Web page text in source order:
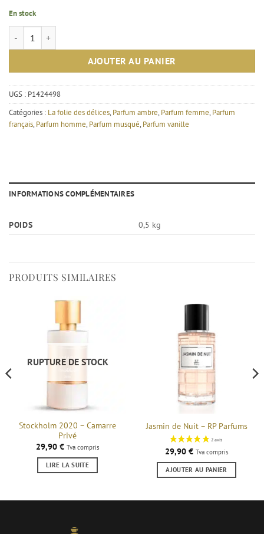
En stock
quantité de Erba - La folie des délices – Extrait de parfum mixte 50 ml
AJOUTER AU PANIER
UGS : P1424498
Catégories : La folie des délices, Parfum ambre, Parfum femme, Parfum
français, Parfum homme, Parfum musqué, Parfum vanille
INFORMATIONS COMPLÉMENTAIRES
POIDS 0,5 kg
PRODUITS SIMILAIRES
RUPTURE DE STOCK
Stockholm 2020 – Camarre
Privé
29,90 € Tva compris
LIRE LA SUITE
Jasmin de Nuit – RP Parfums
29,90 € Tva compris
AJOUTER AU PANIER